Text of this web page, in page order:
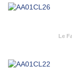
Le